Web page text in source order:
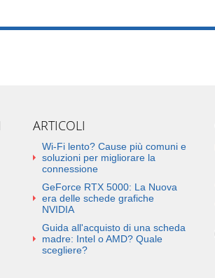
ARTICOLI
Wi-Fi lento? Cause più comuni e
soluzioni per migliorare la
connessione
GeForce RTX 5000: La Nuova
era delle schede grafiche
NVIDIA
Guida all'acquisto di una scheda
madre: Intel o AMD? Quale
scegliere?